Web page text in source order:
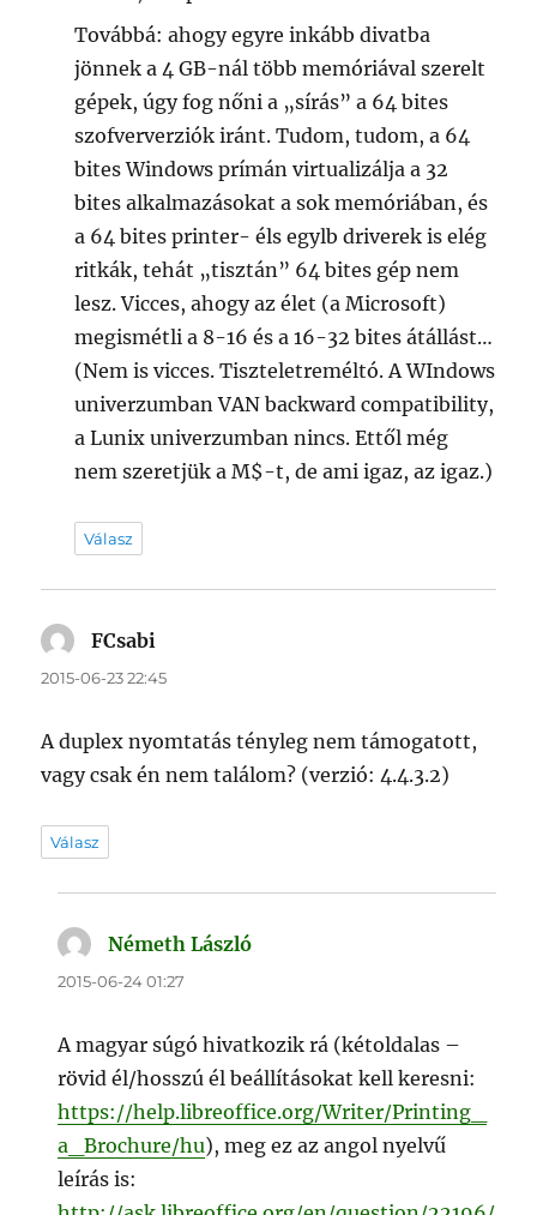
Továbbá: ahogy egyre inkább divatba
jönnek a 4 GB-nál több memóriával szerelt
gépek, úgy fog nőni a „sírás” a 64 bites
szofververziók iránt. Tudom, tudom, a 64
bites Windows prímán virtualizálja a 32
bites alkalmazásokat a sok memóriában, és
a 64 bites printer- éls egylb driverek is elég
ritkák, tehát „tisztán” 64 bites gép nem
lesz. Vicces, ahogy az élet (a Microsoft)
megismétli a 8-16 és a 16-32 bites átállást…
(Nem is vicces. Tiszteletreméltó. A WIndows
univerzumban VAN backward compatibility,
a Lunix univerzumban nincs. Ettől még
nem szeretjük a M$-t, de ami igaz, az igaz.)
Válasz
FCsabi
2015-06-23 22:45
A duplex nyomtatás tényleg nem támogatott,
vagy csak én nem találom? (verzió: 4.4.3.2)
Válasz
Németh László
2015-06-24 01:27
A magyar súgó hivatkozik rá (kétoldalas –
rövid él/hosszú él beállításokat kell keresni:
https://help.libreoffice.org/Writer/Printing_
a_Brochure/hu), meg ez az angol nyelvű
leírás is: